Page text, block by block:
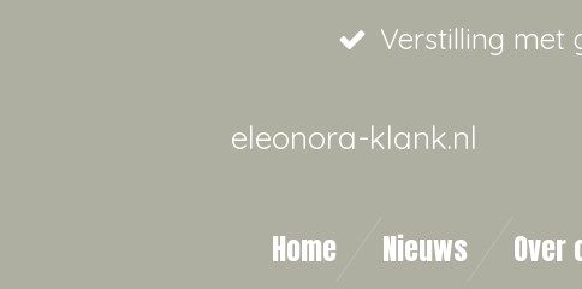
Verstilling met
eleonora-klank.nl
Home Nieuws Over